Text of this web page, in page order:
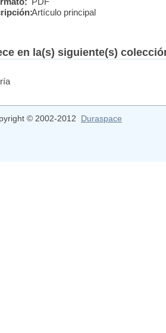
Artículo principal
en la(s) siguiente(s)
© 2002-2012 Duraspace